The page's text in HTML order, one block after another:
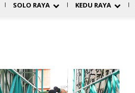
SOLO RAYA KEDU RAYA